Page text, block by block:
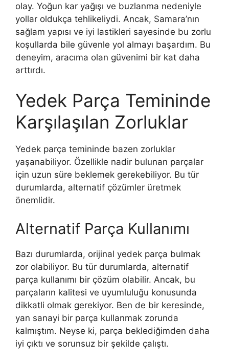
olay. Yoğun kar yağışı ve buzlanma nedeniyle
yollar oldukça tehlikeliydi. Ancak, Samara’nın
sağlam yapısı ve iyi lastikleri sayesinde bu zorlu
koşullarda bile güvenle yol almayı başardım. Bu
deneyim, aracıma olan güvenimi bir kat daha
arttırdı.
Yedek Parça Temininde
Karşılaşılan Zorluklar
Yedek parça temininde bazen zorluklar
yaşanabiliyor. Özellikle nadir bulunan parçalar
için uzun süre beklemek gerekebiliyor. Bu tür
durumlarda, alternatif çözümler üretmek
önemlidir.
Alternatif Parça Kullanımı
Bazı durumlarda, orijinal yedek parça bulmak
zor olabiliyor. Bu tür durumlarda, alternatif
parça kullanımı bir çözüm olabilir. Ancak, bu
parçaların kalitesi ve uyumluluğu konusunda
dikkatli olmak gerekiyor. Ben de bir keresinde,
yan sanayi bir parça kullanmak zorunda
kalmıştım. Neyse ki, parça beklediğimden daha
iyi çıktı ve sorunsuz bir şekilde çalıştı.